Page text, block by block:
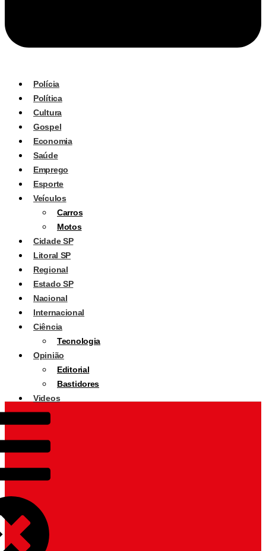
Polícia
Política
Cultura
Gospel
Economia
Saúde
Emprego
Esporte
Veículos
Carros
Motos
Cidade SP
Litoral SP
Regional
Estado SP
Nacional
Internacional
Ciência
Tecnologia
Opinião
Editorial
Bastidores
Videos